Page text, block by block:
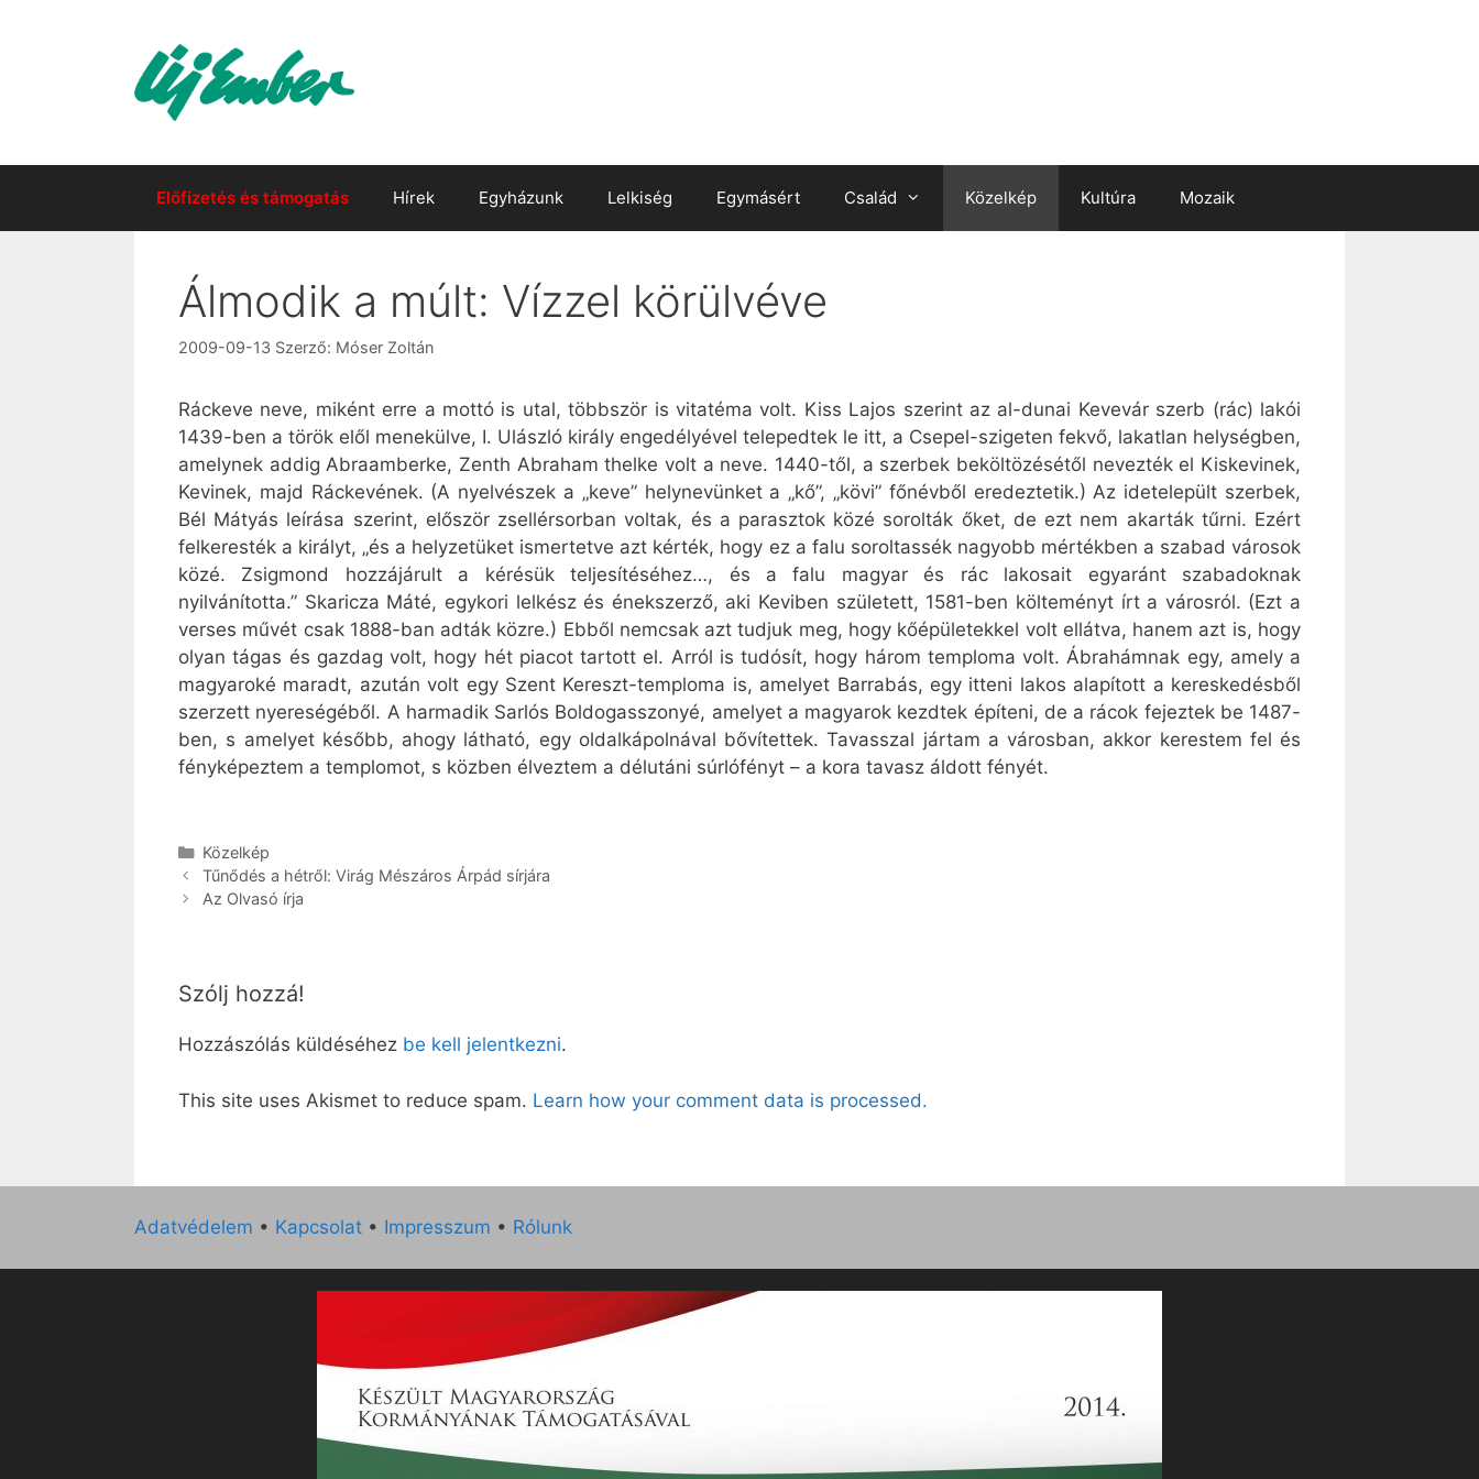
Előfizetés és támogatás Hírek Egyházunk Lelkiség Egymásért Család Közelkép Kultúra Mozaik
Álmodik a múlt: Vízzel körülvéve
2009-09-13 Szerző: Móser Zoltán
Ráckeve neve, miként erre a mottó is utal, többször is vitatéma volt. Kiss Lajos szerint az al-dunai Kevevár szerb (rác) lakói
1439-ben a török elől menekülve, I. Ulászló király engedélyével telepedtek le itt, a Csepel-szigeten fekvő, lakatlan helységben,
amelynek addig Abraamberke, Zenth Abraham thelke volt a neve. 1440-től, a szerbek beköltözésétől nevezték el Kiskevinek,
Kevinek, majd Ráckevének. (A nyelvészek a „keve” helynevünket a „kő”, „kövi” főnévből eredeztetik.) Az idetelepült szerbek,
Bél Mátyás leírása szerint, először zsellérsorban voltak, és a parasztok közé sorolták őket, de ezt nem akarták tűrni. Ezért
felkeresték a királyt, „és a helyzetüket ismertetve azt kérték, hogy ez a falu soroltassék nagyobb mértékben a szabad városok
közé. Zsigmond hozzájárult a kérésük teljesítéséhez…, és a falu magyar és rác lakosait egyaránt szabadoknak
nyilvánította.” Skaricza Máté, egykori lelkész és énekszerző, aki Keviben született, 1581-ben költeményt írt a városról. (Ezt a
verses művét csak 1888-ban adták közre.) Ebből nemcsak azt tudjuk meg, hogy kőépületekkel volt ellátva, hanem azt is, hogy
olyan tágas és gazdag volt, hogy hét piacot tartott el. Arról is tudósít, hogy három temploma volt. Ábrahámnak egy, amely a
magyaroké maradt, azután volt egy Szent Kereszt-temploma is, amelyet Barrabás, egy itteni lakos alapított a kereskedésből
szerzett nyereségéből. A harmadik Sarlós Boldogasszonyé, amelyet a magyarok kezdtek építeni, de a rácok fejeztek be 1487-
ben, s amelyet később, ahogy látható, egy oldalkápolnával bővítettek. Tavasszal jártam a városban, akkor kerestem fel és
fényképeztem a templomot, s közben élveztem a délutáni súrlófényt – a kora tavasz áldott fényét.
Kategória
Közelkép
Tűnődés a hétről: Virág Mészáros Árpád sírjára
Az Olvasó írja
Szólj hozzá!
Hozzászólás küldéséhez be kell jelentkezni.
This site uses Akismet to reduce spam. Learn how your comment data is processed.
Adatvédelem • Kapcsolat • Impresszum • Rólunk